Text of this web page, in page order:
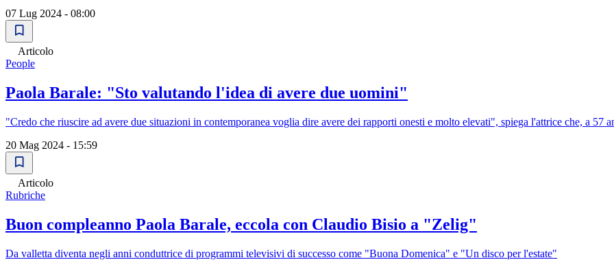
07 Lug 2024 - 08:00
Articolo
People
Paola Barale: "Sto valutando l'idea di avere due uomini"
"Credo che riuscire ad avere due situazioni in contemporanea voglia dire avere dei rapporti onesti e molto elevati", spiega l'attrice che, a 57
20 Mag 2024 - 15:59
Articolo
Rubriche
Buon compleanno Paola Barale, eccola con Claudio Bisio a "Zelig"
Da valletta diventa negli anni conduttrice di programmi televisivi di successo come "Buona Domenica" e "Un disco per l'estate"